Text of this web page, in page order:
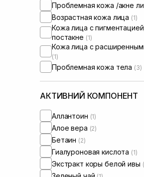
Проблемная кожа /акне
Возрастная кожа лица (1)
Кожа лица с
постакне (1)
Кожа лица с
(1)
Проблемная кожа тела (3)
АКТИВНИЙ КОМПОНЕНТ
Аллантоин (1)
Алое вера (2)
Бетаин (2)
Гиалуроновая кислота (1)
Экстракт коры белой ивы